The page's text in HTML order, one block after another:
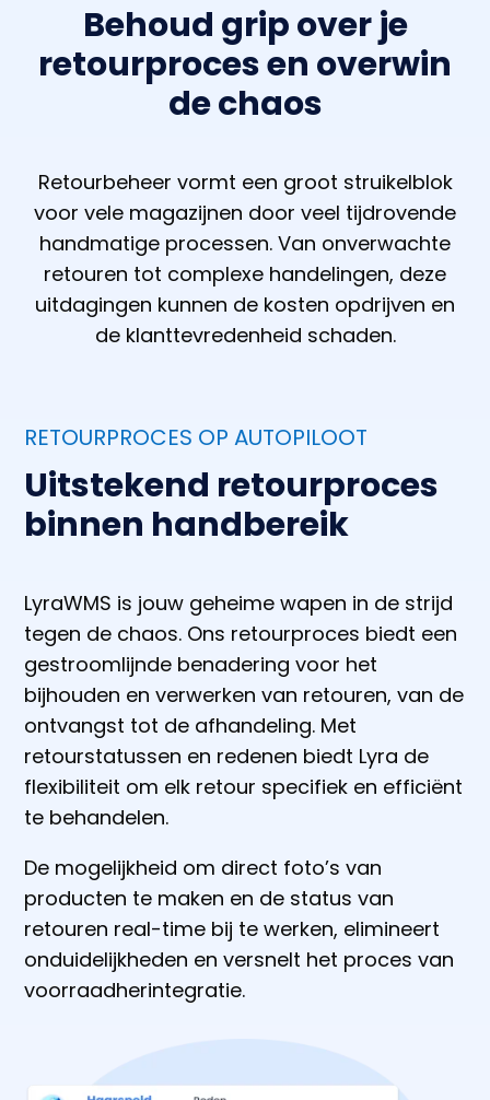
Behoud grip over je
retourproces en overwin
de chaos
Retourbeheer vormt een groot struikelblok
voor vele magazijnen door veel tijdrovende
handmatige processen. Van onverwachte
retouren tot complexe handelingen, deze
uitdagingen kunnen de kosten opdrijven en
de klanttevredenheid schaden.
RETOURPROCES OP AUTOPILOOT
Uitstekend retourproces
binnen handbereik
LyraWMS is jouw geheime wapen in de strijd
tegen de chaos. Ons retourproces biedt een
gestroomlijnde benadering voor het
bijhouden en verwerken van retouren, van de
ontvangst tot de afhandeling. Met
retourstatussen en redenen biedt Lyra de
flexibiliteit om elk retour specifiek en efficiënt
te behandelen.
De mogelijkheid om direct foto’s van
producten te maken en de status van
retouren real-time bij te werken, elimineert
onduidelijkheden en versnelt het proces van
voorraadherintegratie.